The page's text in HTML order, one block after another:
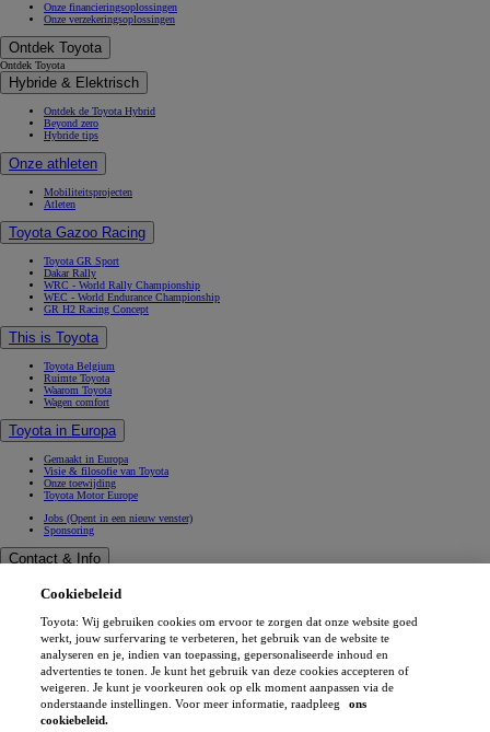
Onze financieringsoplossingen
Onze verzekeringsoplossingen
Ontdek Toyota
Ontdek Toyota
Hybride & Elektrisch
Ontdek de Toyota Hybrid
Beyond zero
Hybride tips
Onze athleten
Mobiliteitsprojecten
Atleten
Toyota Gazoo Racing
Toyota GR Sport
Dakar Rally
WRC - World Rally Championship
WEC - World Endurance Championship
GR H2 Racing Concept
This is Toyota
Toyota Belgium
Ruimte Toyota
Waarom Toyota
Wagen comfort
Toyota in Europa
Gemaakt in Europa
Visie & filosofie van Toyota
Onze toewijding
Toyota Motor Europe
Jobs (Opent in een nieuw venster)
Sponsoring
Contact & Info
Vind een verdeler
Verkoopafspraak(Opent in een nieuw venster)
Contacteer ons
Onze verdelers
FAQ (Veelgestelde vragen)
Wettelijke vermelding
Privéleven
Data sharing
Cookies
Cookiebeleid
Toyota: Wij gebruiken cookies om ervoor te zorgen dat onze website goed
werkt, jouw surfervaring te verbeteren, het gebruik van de website te
analyseren en je, indien van toepassing, gepersonaliseerde inhoud en
advertenties te tonen. Je kunt het gebruik van deze cookies accepteren of
weigeren. Je kunt je voorkeuren ook op elk moment aanpassen via de
onderstaande instellingen. Voor meer informatie, raadpleeg
ons
cookiebeleid.